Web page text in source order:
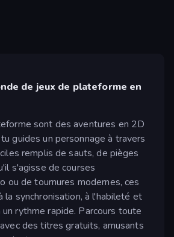
de jeux de plateforme en
sont des aventures en 2D
guides un personnage à travers
remplis de sauts, de pièges
s'agisse de courses
ou de tournures modernes, ces
la synchronisation, à l'habileté et
rythme rapide. Parcours toute
des titres gratuits, amusants